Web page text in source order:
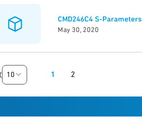
CMD246C4 S-Parameters
May 30, 2020
10 1 2